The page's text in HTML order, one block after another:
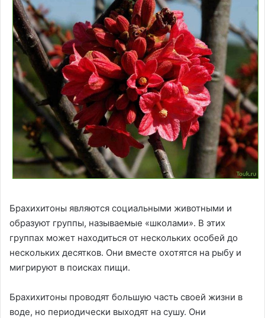
Брахихитоны являются социальными животными и
образуют группы, называемые «школами». В этих
группах может находиться от нескольких особей до
нескольких десятков. Они вместе охотятся на рыбу и
мигрируют в поисках пищи.
Брахихитоны проводят большую часть своей жизни в
воде, но периодически выходят на сушу. Они